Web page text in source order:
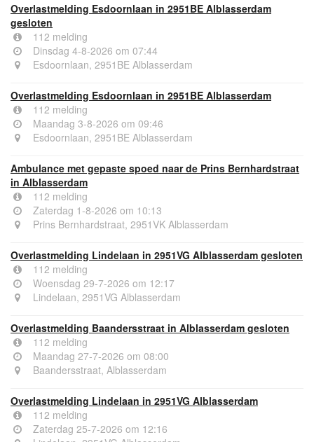
Overlastmelding Esdoornlaan in 2951BE Alblasserdam
gesloten
112 melding
Dinsdag 4-8-2026 om 07:44
Esdoornlaan, 2951BE Alblasserdam
Overlastmelding Esdoornlaan in 2951BE Alblasserdam
112 melding
Maandag 3-8-2026 om 09:46
Esdoornlaan, 2951BE Alblasserdam
Ambulance met gepaste spoed naar de Prins Bernhardstraat
in Alblasserdam
112 melding
Zaterdag 1-8-2026 om 10:13
Prins Bernhardstraat, 2951VK Alblasserdam
Overlastmelding Lindelaan in 2951VG Alblasserdam gesloten
112 melding
Woensdag 29-7-2026 om 12:17
Lindelaan, 2951VG Alblasserdam
Overlastmelding Baandersstraat in Alblasserdam gesloten
112 melding
Maandag 27-7-2026 om 08:00
Baandersstraat, Alblasserdam
Overlastmelding Lindelaan in 2951VG Alblasserdam
112 melding
Zaterdag 25-7-2026 om 12:16